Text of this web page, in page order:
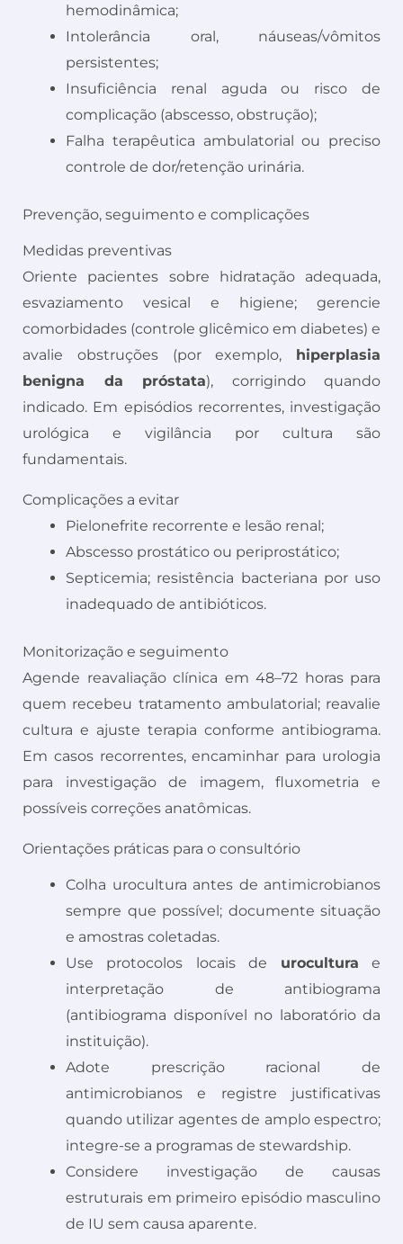
hemodinâmica;
Intolerância oral, náuseas/vômitos
persistentes;
Insuficiência renal aguda ou risco de
complicação (abscesso, obstrução);
Falha terapêutica ambulatorial ou preciso
controle de dor/retenção urinária.
Prevenção, seguimento e complicações
Medidas preventivas
Oriente pacientes sobre hidratação adequada,
esvaziamento vesical e higiene; gerencie
comorbidades (controle glicêmico em diabetes) e
avalie obstruções (por exemplo, hiperplasia
benigna da próstata), corrigindo quando
indicado. Em episódios recorrentes, investigação
urológica e vigilância por cultura são
fundamentais.
Complicações a evitar
Pielonefrite recorrente e lesão renal;
Abscesso prostático ou periprostático;
Septicemia; resistência bacteriana por uso
inadequado de antibióticos.
Monitorização e seguimento
Agende reavaliação clínica em 48–72 horas para
quem recebeu tratamento ambulatorial; reavalie
cultura e ajuste terapia conforme antibiograma.
Em casos recorrentes, encaminhar para urologia
para investigação de imagem, fluxometria e
possíveis correções anatômicas.
Orientações práticas para o consultório
Colha urocultura antes de antimicrobianos
sempre que possível; documente situação
e amostras coletadas.
Use protocolos locais de urocultura e
interpretação de antibiograma
(antibiograma disponível no laboratório da
instituição).
Adote prescrição racional de
antimicrobianos e registre justificativas
quando utilizar agentes de amplo espectro;
integre-se a programas de stewardship.
Considere investigação de causas
estruturais em primeiro episódio masculino
de IU sem causa aparente.